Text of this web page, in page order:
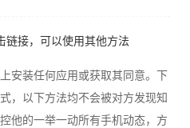
链接，可以使用其他方法
安装任何应用或获取其同意。下
，以下方法均不会被对方发现知
他的一举一动所有手机动态，方